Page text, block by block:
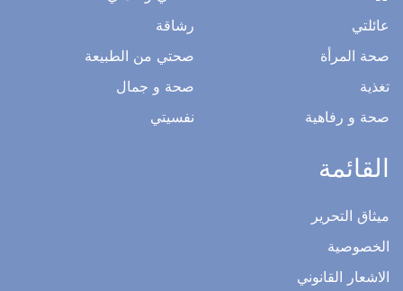
عائلتي
صحة المرأة
تغذية
صحة و رفاهية
رشاقة
صحتي من الطبيعة
صحة و جمال
نفسيتي
القائمة
ميثاق التحرير
الخصوصية
الاشعار القانوني